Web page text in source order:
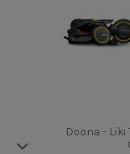
Doona - Liki